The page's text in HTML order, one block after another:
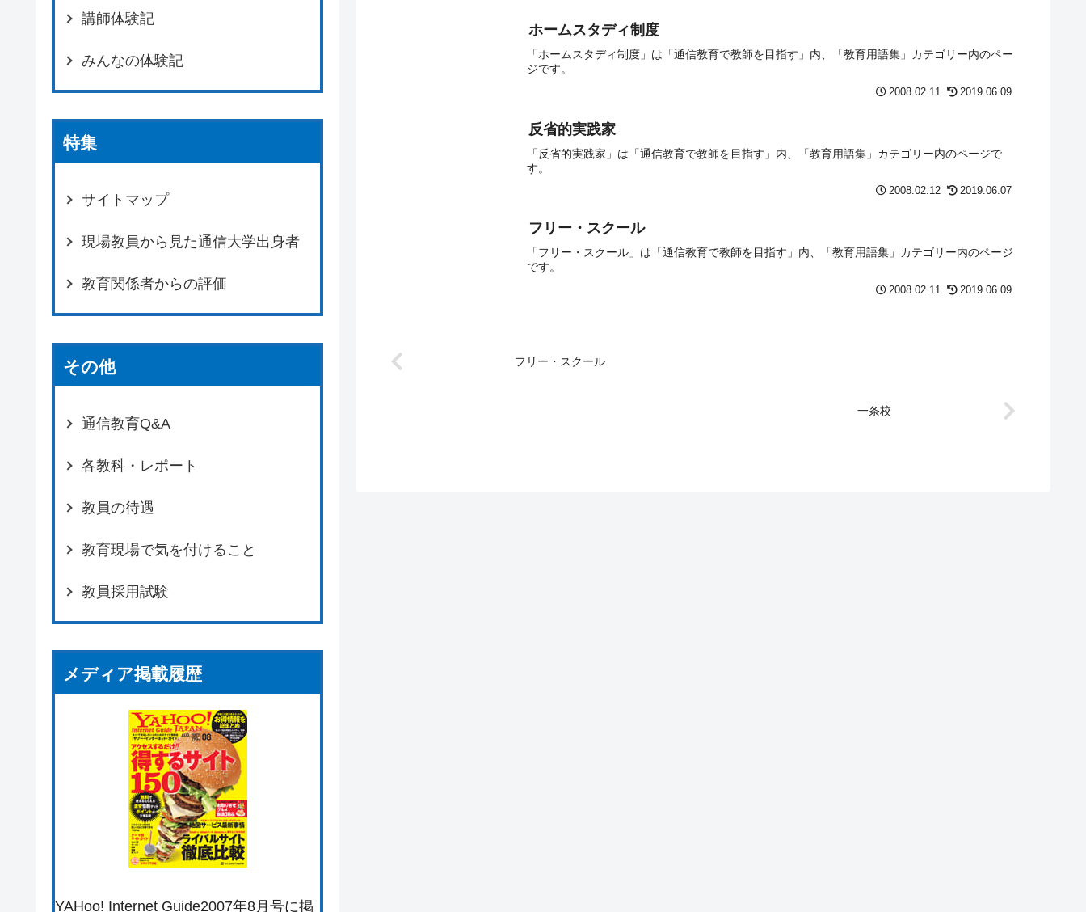
ホームスタディ制度
「ホームスタディ制度」は「通信教育で教師を目指す」内、「教育用語集」カテゴリー内のペー
ジです。
2008.02.11 2019.06.09
反省的実践家
「反省的実践家」は「通信教育で教師を目指す」内、「教育用語集」カテゴリー内のページで
す。
2008.02.12 2019.06.07
フリー・スクール
「フリー・スクール」は「通信教育で教師を目指す」内、「教育用語集」カテゴリー内のページ
です。
2008.02.11 2019.06.09
フリー・スクール
一条校
講師体験記
みんなの体験記
特集
サイトマップ
現場教員から見た通信大学出身者
教育関係者からの評価
その他
通信教育Q&A
各教科・レポート
教員の待遇
教育現場で気を付けること
教員採用試験
メディア掲載履歴
YAHoo! Internet Guide2007年8月号に掲